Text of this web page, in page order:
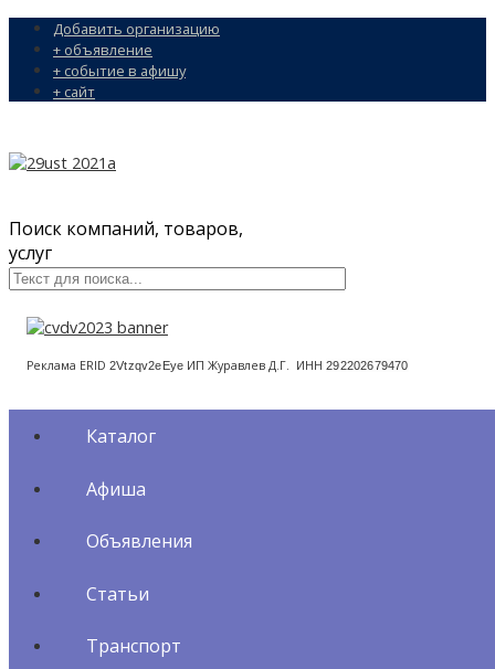
Добавить организацию
+ объявление
+ событие в афишу
+ сайт
Поиск компаний, товаров,
услуг
Реклама ERID 2Vtzqv2eEye ИП Журавлев Д.Г. ИНН292202679470
Каталог
Афиша
Объявления
Статьи
Транспорт